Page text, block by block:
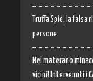
Truffa Spid, la
persone
Nel materano
vicini! Intervenuti i